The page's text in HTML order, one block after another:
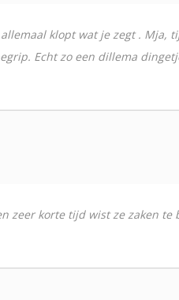
klopt wat je zegt . Mja,
Echt zo een dillema
zeer korte tijd wist ze zaken